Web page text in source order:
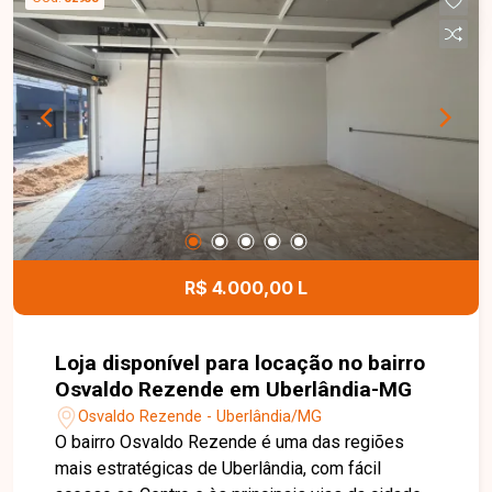
em ponto de grande visibilidade e próxima ao
Terminal Central, proporcionando excelente fluxo
de clientes e fácil acesso. Entre em contato com
a Delta Imóveis e agende uma visita. Nossa
equipe está pronta para apresentar todos os
detalhes deste imóvel e ajudar você a encontrar o
espaço ideal para o seu negócio.
R$ 4.000,00 L
Loja disponível para locação no bairro
Osvaldo Rezende em Uberlândia-MG
Osvaldo Rezende - Uberlândia/MG
O bairro Osvaldo Rezende é uma das regiões
mais estratégicas de Uberlândia, com fácil